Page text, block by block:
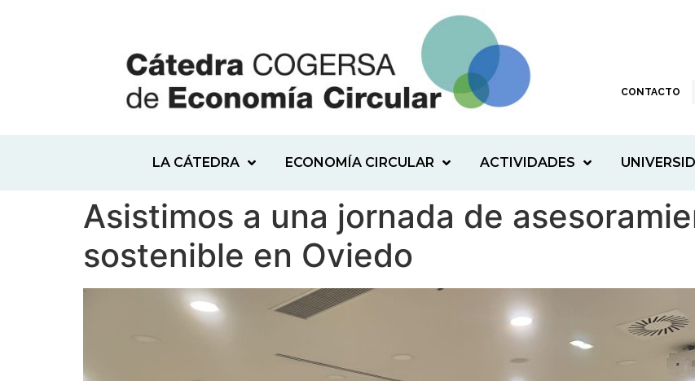
CONTACTO
LA CÁTEDRA ECONOMÍA CIRCULAR ACTIVIDADES
Asistimos a una jornada de
sostenible en Oviedo